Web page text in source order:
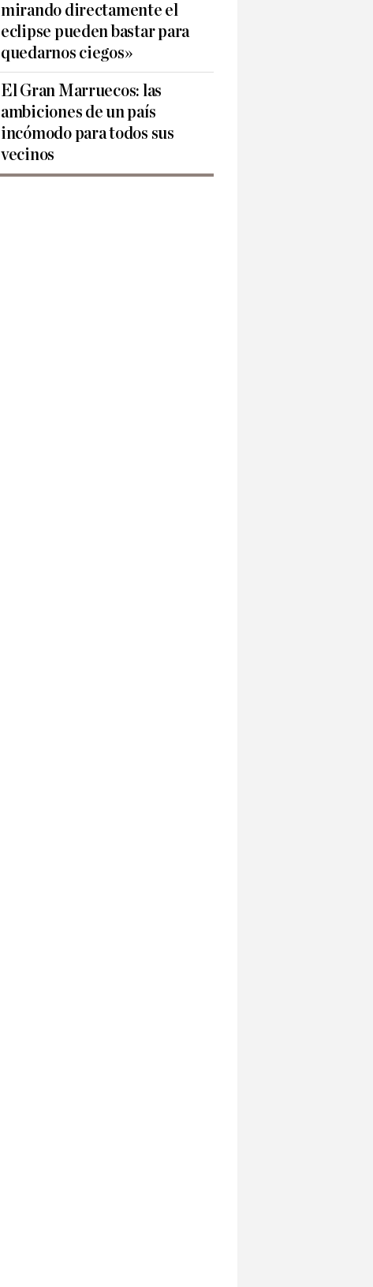
mirando directamente el
eclipse pueden bastar para
quedarnos ciegos»
El Gran Marruecos: las
ambiciones de un país
incómodo para todos sus
vecinos